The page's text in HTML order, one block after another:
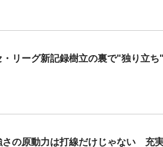
・リーグ新記録樹立の裏で"独り立
さの原動力は打線だけじゃない 充